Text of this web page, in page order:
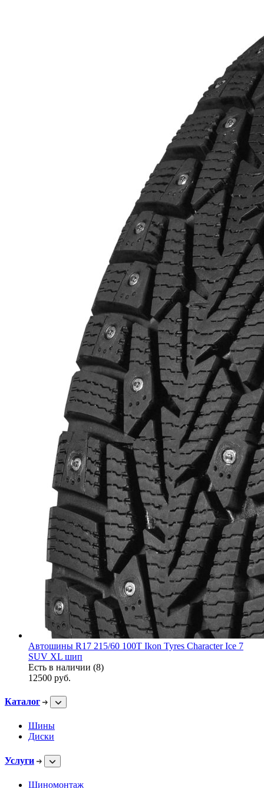
Автошины R17 215/60 100T Ikon Tyres Character Ice 7
SUV XL шип
Есть в наличии (8)
12500 руб.
Каталог
Шины
Диски
Услуги
Шиномонтаж